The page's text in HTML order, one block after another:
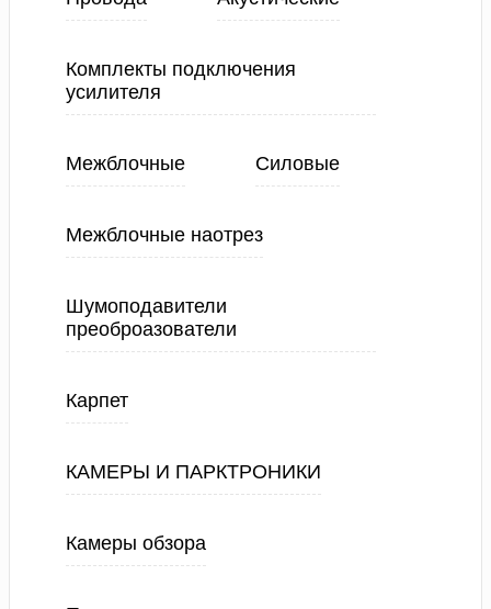
Комплекты подключения
усилителя
Межблочные Силовые
Межблочные наотрез
Шумоподавители
преоброазователи
Карпет
КАМЕРЫ И ПАРКТРОНИКИ
Камеры обзора